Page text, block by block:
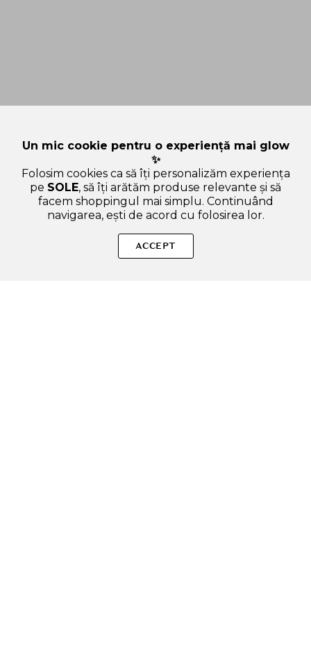
Dermanewel Protect - crema de fata formulata cu panthenol si
niacinamida, care contribuie la calmarea pielii si la prevenirea
Un mic cookie pentru o experiență mai glow
✨
Folosim cookies ca să îți personalizăm experiența
pe SOLE, să îți arătăm produse relevante și să
facem shoppingul mai simplu. Continuând
navigarea, ești de acord cu folosirea lor.
ACCEPT